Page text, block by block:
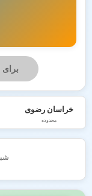
خراسان رضوی
محدوده